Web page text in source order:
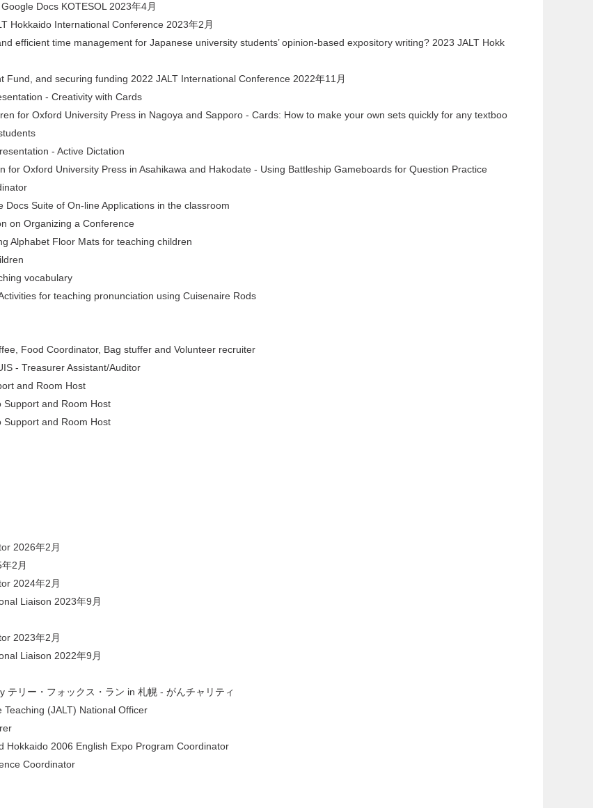
Docs KOTESOL 2023年4月
Hokkaido International Conference 2023年2月
efficient time management for Japanese university students’ opinion-based expository writing? 2023 JALT Hokk
Fund, and securing funding 2022 JALT International Conference 2022年11月
- Creativity with Cards
for Oxford University Press in Nagoya and Sapporo - Cards: How to make your own sets quickly for any textboo
- Active Dictation
for Oxford University Press in Asahikawa and Hakodate - Using Battleship Gameboards for Question Practice
Docs Suite of On-line Applications in the classroom
on Organizing a Conference
Alphabet Floor Mats for teaching children
vocabulary
for teaching pronunciation using Cuisenaire Rods
Food Coordinator, Bag stuffer and Volunteer recruiter
- Treasurer Assistant/Auditor
and Room Host
Support and Room Host
Support and Room Host
2026年2月
2月
2024年2月
Liaison 2023年9月
2023年2月
Liaison 2022年9月
リー・フォックス・ラン in 札幌 - がんチャリティ
Teaching (JALT) National Officer
Hokkaido 2006 English Expo Program Coordinator
Coordinator